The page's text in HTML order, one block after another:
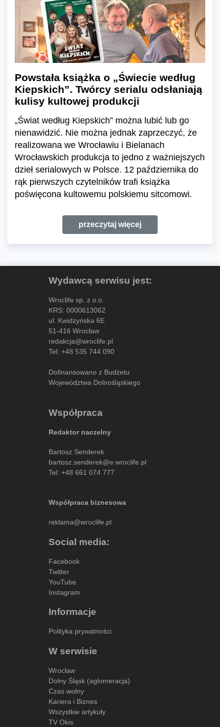
Powstała książka o „Świecie według
Kiepskich”. Twórcy serialu odsłaniają
kulisy kultowej produkcji
„Świat według Kiepskich” można lubić lub go
nienawidzić. Nie można jednak zaprzeczyć, że
realizowana we Wrocławiu i Bielanach
Wrocławskich produkcja to jedno z ważniejszych
dzieł serialowych w Polsce. 12 października do
rąk pierwszych czytelników trafi książka
poświęcona kultowemu polskiemu sitcomowi.
przeczytaj więcej
Wydawcą serwisu jest:
Wroclife sp. z o.o.
KRS: 0000613062
ul. Kwidzyńska 6E
51-416 Wrocław
redakcja@wroclife.pl
Tel: +48 535 744 090
Dofinansowano z Budżetu
Województwa Dolnośląskiego
Współpraca
Redaktor naczelny
Bartosz Senderek
bartosz.senderek@e.wroclife.pl
Tel: +48 661 074 777
Współpraca biznesowa
reklama@wroclife.pl
Social media:
Facebook
Twitter
YouTube
Instagram
Informacje
Polityka prywatności
W serwisie
Wrocław
Dolny Śląsk (aglomeracja)
Czas wolny
Kariera i Biznes
Wszystkie artykuły
TV Okis